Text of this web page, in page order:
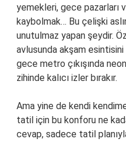
yemekleri, gece pazarları
kaybolmak… Bu çelişki
unutulmaz yapan şeydir.
avlusunda akşam
gece metro çıkışında
zihinde kalıcı izler bırakır.
Ama yine de kendi
tatil için bu konforu ne
cevap, sadece tatil